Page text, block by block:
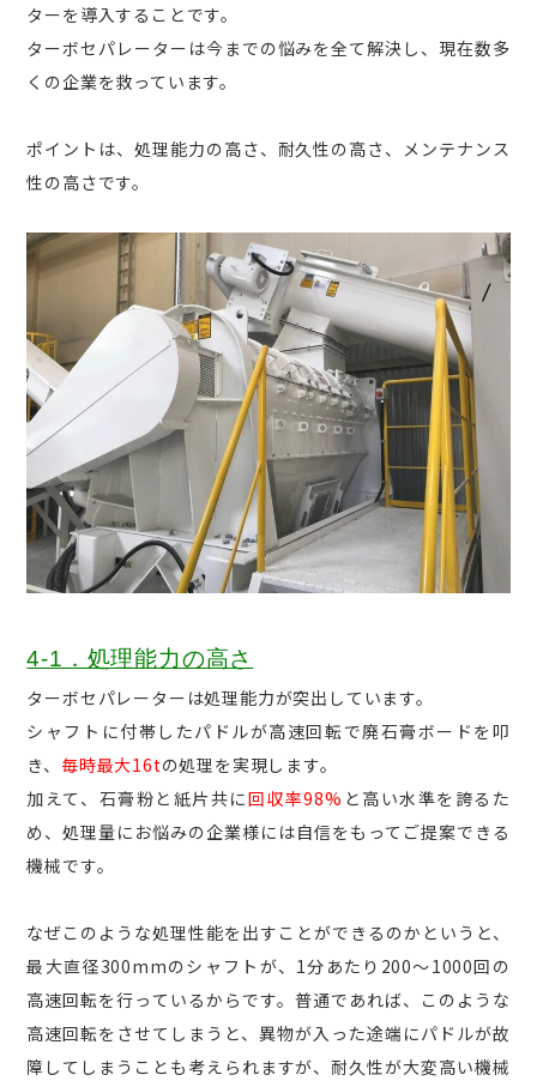
ターを導入することです。
ターボセパレーターは今までの悩みを全て解決し、現在数多
くの企業を救っています。
ポイントは、処理能力の高さ、耐久性の高さ、メンテナンス
性の高さです。
4-1．処理能力の高さ
ターボセパレーターは処理能力が突出しています。
シャフトに付帯したパドルが高速回転で廃石膏ボードを叩
き、 毎時最大16tの処理を実現します。
加えて、石膏粉と紙片共に回収率98% と高い水準を誇るた
め、処理量にお悩みの企業様には自信をもってご提案できる
機械です。
なぜこのような処理性能を出すことができるのかというと、
最大直径300mmのシャフトが、1分あたり200〜1000回の
高速回転を行っているからです。普通であれば、このような
高速回転をさせてしまうと、異物が入った途端にパドルが故
障してしまうことも考えられますが、耐久性が大変高い機械